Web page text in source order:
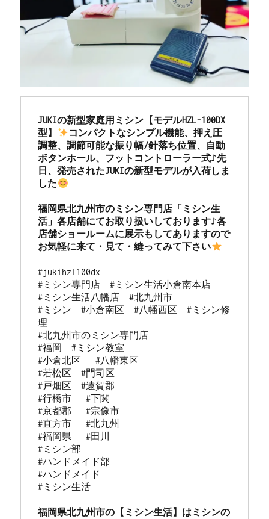
JUKIの新型家庭用ミシン【モデルHZL-100DX
型】
コンパクトなシンプル機能、押え圧
調整、調節可能な振り幅/針落ち位置、自動
ボタンホール、フットコントローラー式♪先
日、発売されたJUKIの新型モデルが入荷しま
した
福岡県北九州市のミシン専門店「ミシン生
活」各店舗にてお取り扱いしております♪各
店舗ショールームに展示もしてありますので
お気軽に来て・見て・縫ってみて下さい
#jukihzl100dx
#ミシン専門店  #ミシン生活小倉南本店
#ミシン生活八幡店  #北九州市
#ミシン  #小倉南区  #八幡西区  #ミシン修
理
#北九州市のミシン専門店
#福岡  #ミシン教室
#小倉北区   #八幡東区
#若松区  #門司区
#戸畑区  #遠賀郡
#行橋市   #下関
#京都郡   #宗像市
#直方市   #北九州
#福岡県   #田川
#ミシン部
#ハンドメイド部
#ハンドメイド
#ミシン生活
福岡県北九州市の【ミシン生活】はミシンの